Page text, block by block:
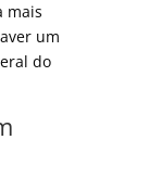
mais
um
do